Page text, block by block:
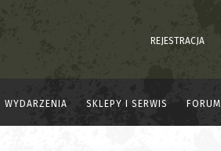
REJESTRACJA
WYDARZENIA SKLEPY I SERWIS FORUM